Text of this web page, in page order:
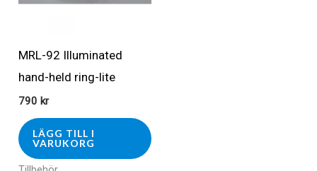
MRL-92 Illuminated
hand-held ring-lite
790 kr
LÄGG TILL I
VARUKORG